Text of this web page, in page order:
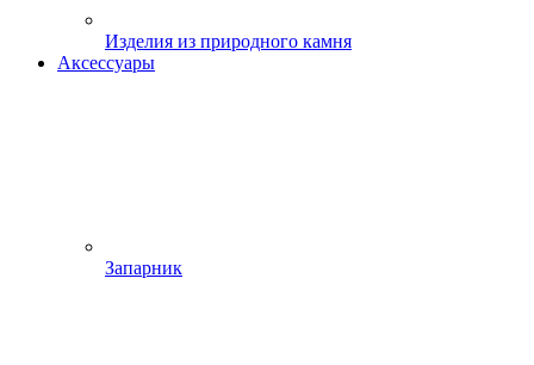
Изделия из природного камня
Аксессуары
Запарник